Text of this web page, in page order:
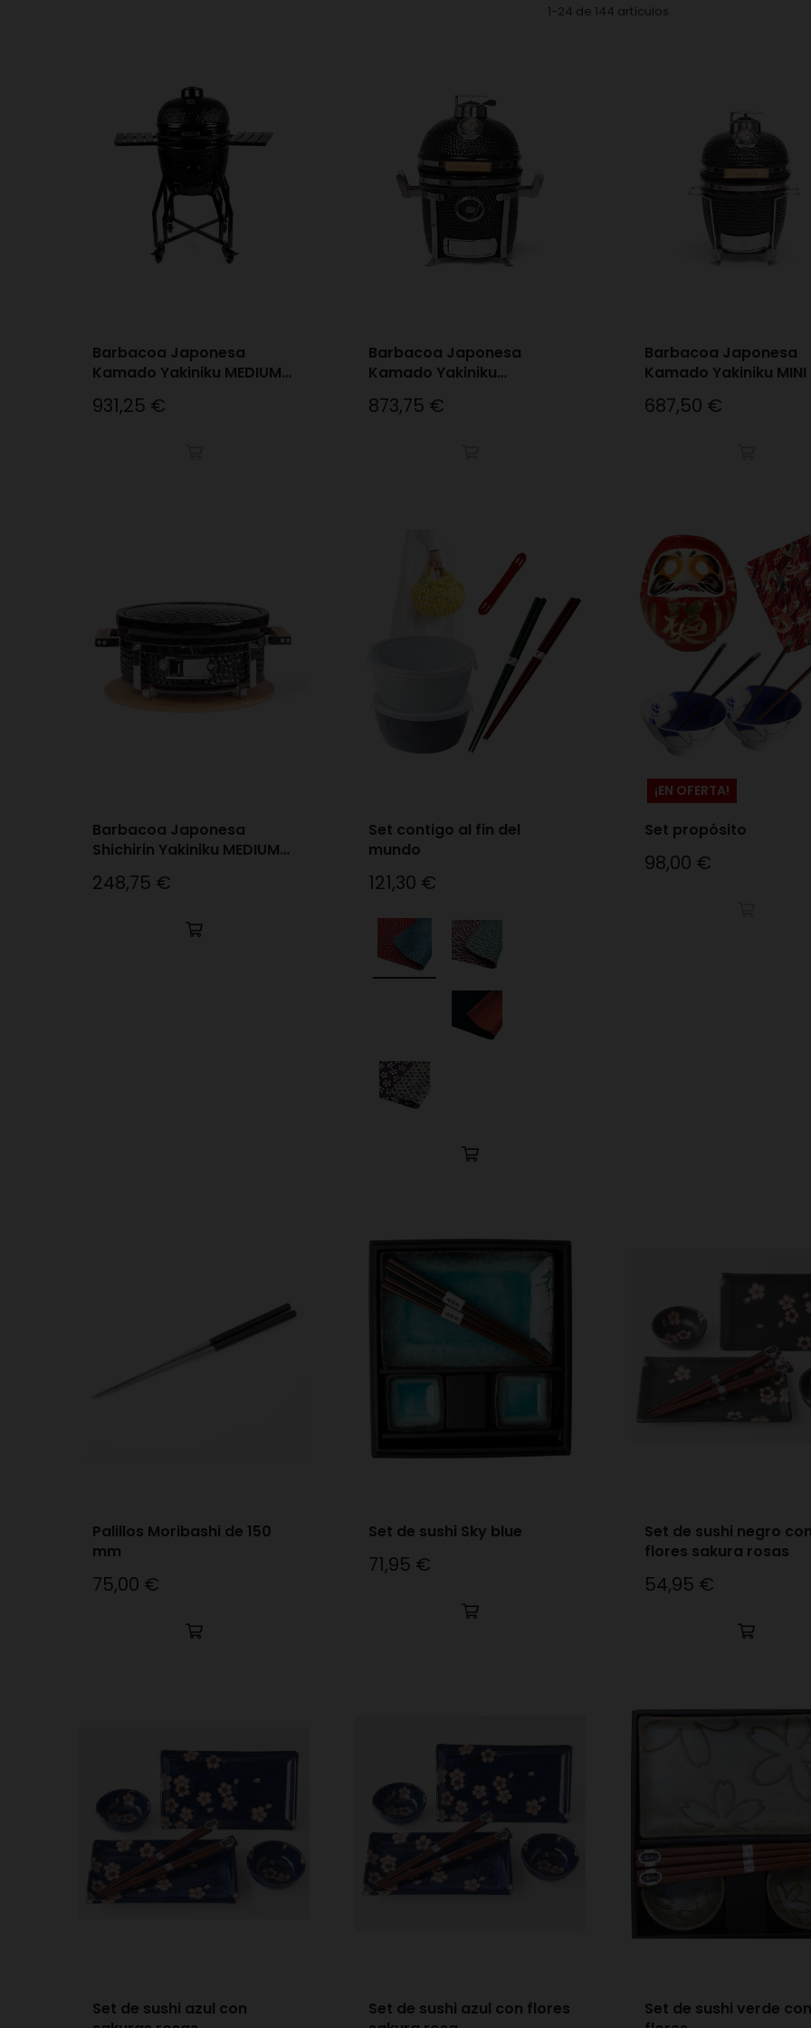
1-24 de 144 artículos
Barbacoa Japonesa
Kamado Yakiniku MEDIUM
Precio
931,25 €
Barbacoa Japonesa
Kamado Yakiniku
Precio
873,75 €
Barbacoa Japonesa
Kamado Yakiniku MINI
Precio
687,50 €
Barbacoa Japonesa
Shichirin Yakiniku MEDIUM
Precio
248,75 €
Set contigo al fin del
mundo
Precio
121,30 €
¡EN OFERTA!
Set propósito
Precio
98,00 €
Palillos Moribashi de 150
mm
Precio
75,00 €
Set de sushi Sky blue
Precio
71,95 €
Set de sushi negro con
flores sakura rosas
Precio
54,95 €
Set de sushi azul con
Set de sushi azul con flores
Set de sushi verde con